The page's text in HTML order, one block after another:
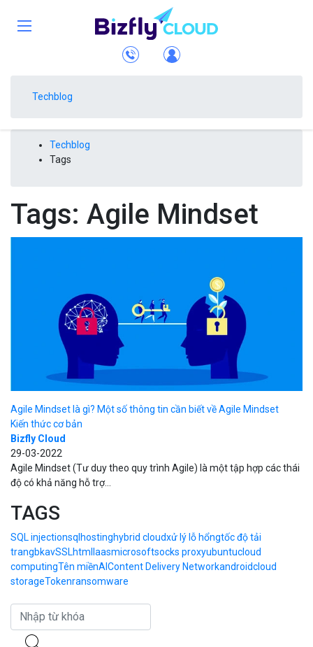
Techblog
Techblog
Tags
Tags: Agile Mindset
Agile Mindset là gì? Một số thông tin cần biết về Agile Mindset
Kiến thức cơ bản
Bizfly Cloud
29-03-2022
Agile Mindset (Tư duy theo quy trình Agile) là một tập hợp các thái
độ có khả năng hỗ trợ...
TAGS
SQL injectionsql hostinghybrid cloudxử lý lỗ hổngtốc độ tải
trangbkavSSLhtml Iaasmicrosoftsocks proxyubuntucloud
computingTên miềnAI Content Delivery Networkandroidcloud
storageTokenransomware